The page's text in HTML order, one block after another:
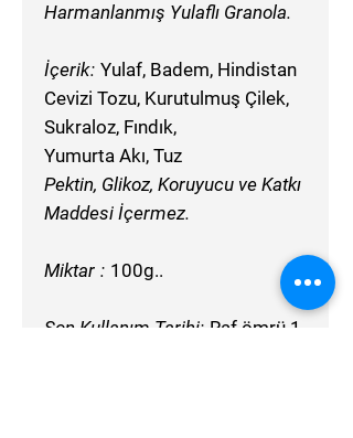
Harmanlanmış Yulaflı Granola.
İçerik: Yulaf, Badem, Hindistan
Cevizi Tozu, Kurutulmuş Çilek,
Sukraloz, Fındık,
Yumurta Akı, Tuz
Pektin, Glikoz, Koruyucu ve Katkı
Maddesi İçermez.
Miktar : 100g..
Son Kullanım Tarihi: Raf ömrü 1